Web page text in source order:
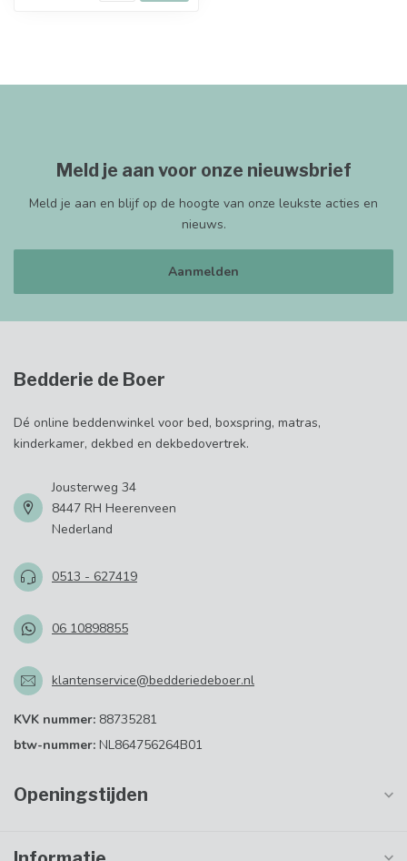
Meld je aan voor onze nieuwsbrief
Meld je aan en blijf op de hoogte van onze leukste acties en
nieuws.
Aanmelden
Bedderie de Boer
Dé online beddenwinkel voor bed, boxspring, matras,
kinderkamer, dekbed en dekbedovertrek.
Jousterweg 34
8447 RH Heerenveen
Nederland
0513 - 627419
06 10898855
klantenservice@bedderiedeboer.nl
KVK nummer: 88735281
btw-nummer: NL864756264B01
Openingstijden